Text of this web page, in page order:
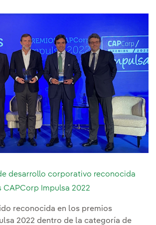
desarrollo corporativo reconocida
CAPCorp Impulsa 2022
reconocida en los premios
2022 dentro de la categoría de